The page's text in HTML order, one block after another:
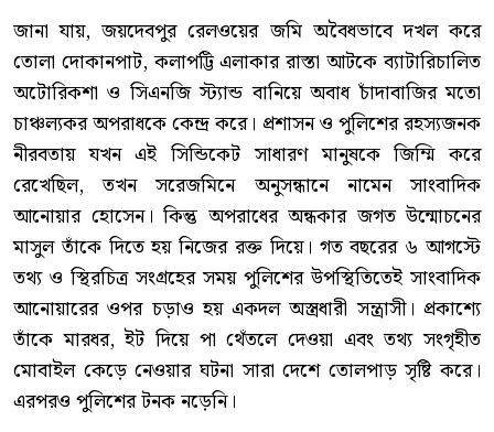
জানা যায়, জয়দেবপুর রেলওয়ের জমি অবৈধভাবে দখল করে
তোলা দোকানপাট, কলাপট্টি এলাকার রাস্তা আটকে ব্যাটারিচালিত
অটোরিকশা ও সিএনজি স্ট্যান্ড বানিয়ে অবাধ চাঁদাবাজির মতো
চাঞ্চল্যকর অপরাধকে কেন্দ্র করে। প্রশাসন ও পুলিশের রহস্যজনক
নীরবতায় যখন এই সিন্ডিকেট সাধারণ মানুষকে জিম্মি করে
রেখেছিল, তখন সরেজমিনে অনুসন্ধানে নামেন সাংবাদিক
আনোয়ার হোসেন। কিন্তু অপরাধের অন্ধকার জগত উন্মোচনের
মাসুল তাঁকে দিতে হয় নিজের রক্ত দিয়ে। গত বছরের ৬ আগস্টে
তথ্য ও স্থিরচিত্র সংগ্রহের সময় পুলিশের উপস্থিতিতেই সাংবাদিক
আনোয়ারের ওপর চড়াও হয় একদল অস্ত্রধারী সন্ত্রাসী। প্রকাশ্যে
তাঁকে মারধর, ইট দিয়ে পা থেঁতলে দেওয়া এবং তথ্য সংগৃহীত
মোবাইল কেড়ে নেওয়ার ঘটনা সারা দেশে তোলপাড় সৃষ্টি করে।
এরপরও পুলিশের টনক নড়েনি।